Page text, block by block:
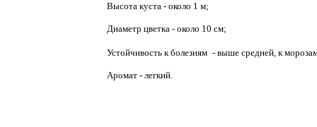
Высота куста - около 1 м;
Диаметр цветка - около 10 см;
Устойчивость к болезням - выше средней, к
Аромат - легкий.